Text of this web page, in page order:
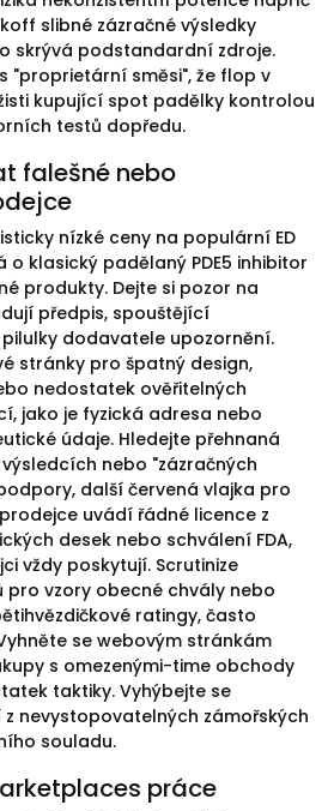
slibné zázračné výsledky
skrývá podstandardní zdroje.
"proprietární směsi", že flop v
kupující spot padělky kontrolou
testů dopředu.
falešné nebo
nízké ceny na populární ED
o klasický padělaný PDE5 inhibitor
produkty. Dejte si pozor na
předpis, spouštějící
dodavatele upozornění.
stránky pro špatný design,
nedostatek ověřitelných
jako je fyzická adresa nebo
údaje. Hledejte přehnaná
nebo "zázračných
další červená vlajka pro
uvádí řádné licence z
desek nebo schválení FDA,
vždy poskytují. Scrutinize
pro vzory obecné chvály nebo
ratingy, často
se webovým stránkám
s omezenými-time obchody
taktiky. Vyhýbejte se
nevystopovatelných zámořských
souladu.
práce